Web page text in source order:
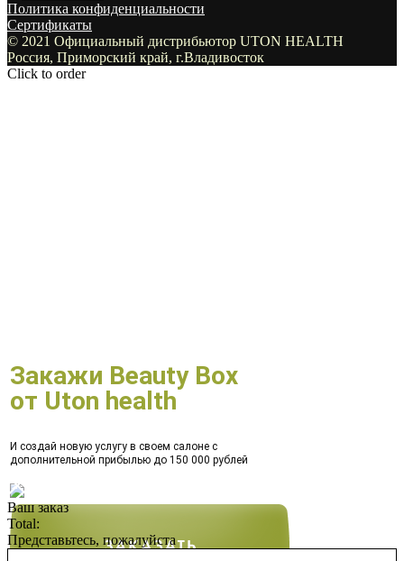
Закажи Beauty Box
от Uton health
И создай новую услугу в своем салоне с
дополнительной прибылью до 150 000 рублей
Политика конфиденциальности
Сертификаты
© 2021 Официальный дистрибьютор UTON HEALTH
Россия, Приморский край, г.Владивосток
Click to order
Ваш заказ
Total:
Представьтесь, пожалуйста